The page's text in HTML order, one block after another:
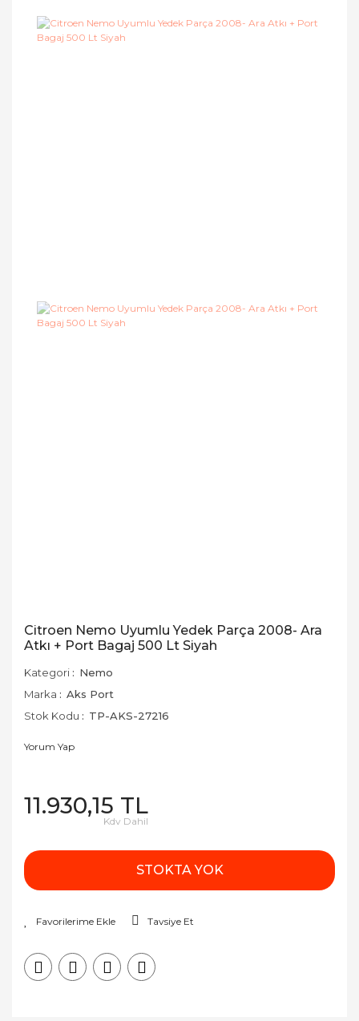
Citroen Nemo Uyumlu Yedek Parça 2008- Ara
Atkı + Port Bagaj 500 Lt Siyah
Kategori
Nemo
Marka
Aks Port
Stok Kodu
TP-AKS-27216
Yorum Yap
11.930,15 TL
Kdv Dahil
STOKTA YOK
Tavsiye Et